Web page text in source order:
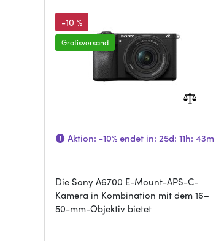
-10 %
Gratisversand
Aktion: -10%endet in:25d: 11h: 43m
Die Sony A6700 E-Mount-APS-C-
Kamera in Kombination mit dem 16–
50-mm-Objektiv bietet